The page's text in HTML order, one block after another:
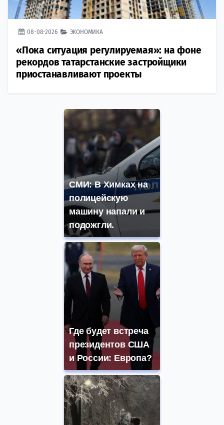
08-08-2026 ЭКОНОМИКА
«Пока ситуация регулируемая»: на фоне
рекордов татарстанские застройщики
приостанавливают проекты
СМИ: В Химках на
полицейскую
машину напали и
подожгли.
Где будет встреча
президентов США
и России: Европа?